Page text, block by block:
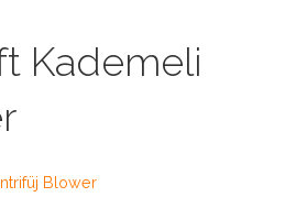
Kademeli
Blower